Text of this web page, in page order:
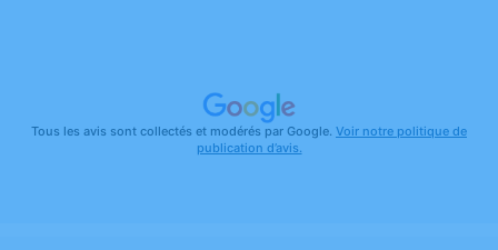
Tous les avis sont collectés et modérés par Google. Voir notre politique de
publication d’avis.